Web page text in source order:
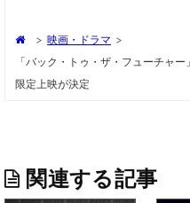
> 映画・ドラマ >
「バック・トゥ・ザ・フューチャ
限定上映が決定
関連する記事